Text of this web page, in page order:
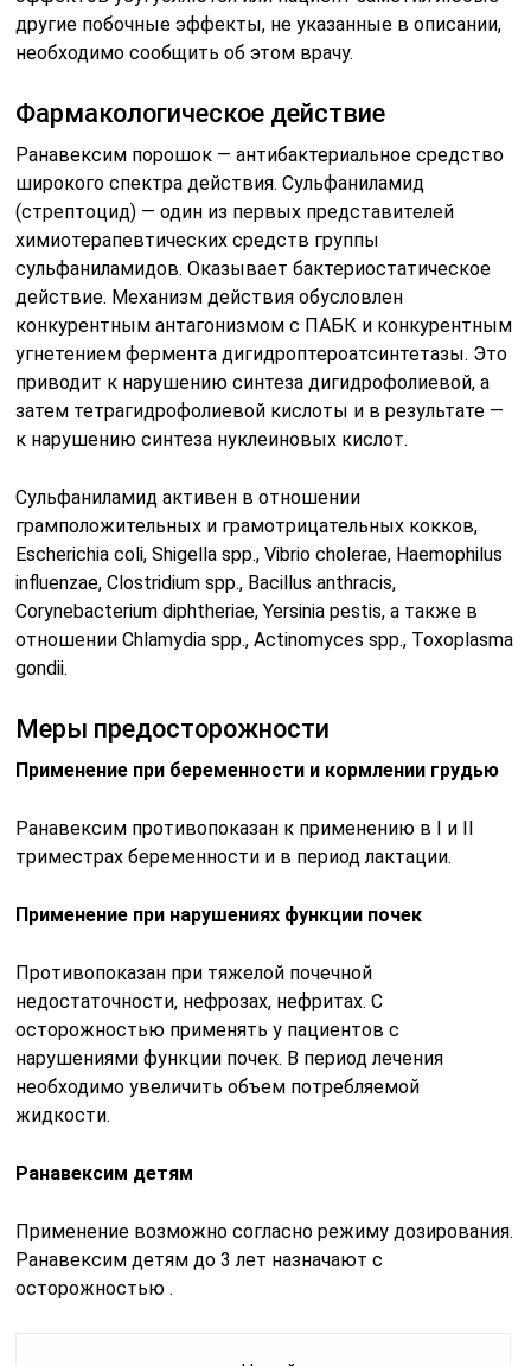
другие побочные эффекты, не указанные в описании,
необходимо сообщить об этом врачу.
Фармакологическое действие
Ранавексим порошок — антибактериальное средство
широкого спектра действия. Сульфаниламид
(стрептоцид) — один из первых представителей
химиотерапевтических средств группы
сульфаниламидов. Оказывает бактериостатическое
действие. Механизм действия обусловлен
конкурентным антагонизмом с ПАБК и конкурентным
угнетением фермента дигидроптероатсинтетазы. Это
приводит к нарушению синтеза дигидрофолиевой, а
затем тетрагидрофолиевой кислоты и в результате —
к нарушению синтеза нуклеиновых кислот.
Сульфаниламид активен в отношении
грамположительных и грамотрицательных кокков,
Escherichia coli, Shigella spp., Vibrio cholerae, Haemophilus
influenzae, Clostridium spp., Bacillus anthracis,
Corynebacterium diphtheriae, Yersinia pestis, а также в
отношении Chlamydia spp., Actinomyces spp., Toxoplasma
gondii.
Меры предосторожности
Применение при беременности и кормлении грудью
Ранавексим противопоказан к применению в I и II
триместрах беременности и в период лактации.
Применение при нарушениях функции почек
Противопоказан при тяжелой почечной
недостаточности, нефрозах, нефритах. С
осторожностью применять у пациентов с
нарушениями функции почек. В период лечения
необходимо увеличить объем потребляемой
жидкости.
Ранавексим детям
Применение возможно согласно режиму дозирования.
Ранавексим детям до 3 лет назначают с
осторожностью .